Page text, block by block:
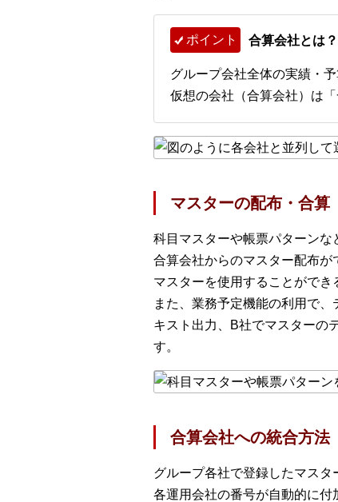
ポイント 合算会社とは？
グループ会社全体の実績・
仮想の会社（合算会社）は
マスターの配布・合算
科目マスターや帳票パターン
合算会社からのマスター配布
マスターを使用することができ
また、業務予定機能の利用で
キスト出力、B社でマスターの
す。
合算会社への統合方法
グループ各社で登録したマス
各運用会社の番号が自動的に付